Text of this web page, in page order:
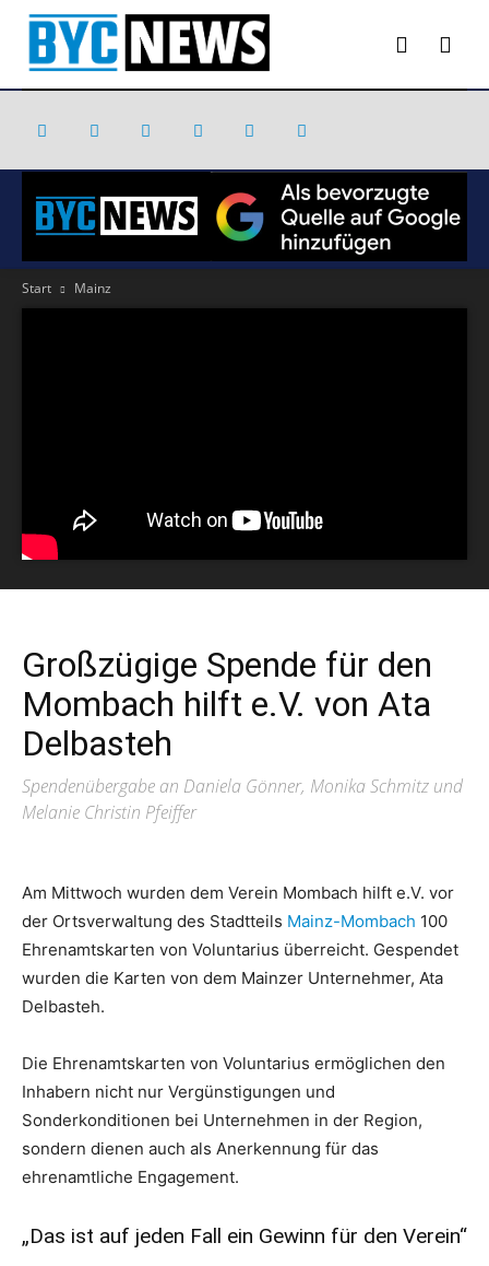
Start Mainz
Großzügige Spende für den
Mombach hilft e.V. von Ata
Delbasteh
Spendenübergabe an Daniela Gönner, Monika Schmitz und
Melanie Christin Pfeiffer
Am Mittwoch wurden dem Verein Mombach hilft e.V. vor
der Ortsverwaltung des Stadtteils Mainz-Mombach 100
Ehrenamtskarten von Voluntarius überreicht. Gespendet
wurden die Karten von dem Mainzer Unternehmer, Ata
Delbasteh.
Die Ehrenamtskarten von Voluntarius ermöglichen den
Inhabern nicht nur Vergünstigungen und
Sonderkonditionen bei Unternehmen in der Region,
sondern dienen auch als Anerkennung für das
ehrenamtliche Engagement.
„Das ist auf jeden Fall ein Gewinn für den Verein“